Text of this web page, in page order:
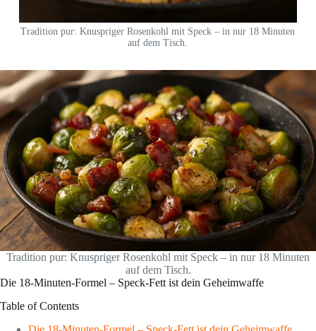
Tradition pur: Knuspriger Rosenkohl mit Speck – in nur 18 Minuten
auf dem Tisch.
Tradition pur: Knuspriger Rosenkohl mit Speck – in nur 18 Minuten
auf dem Tisch.
Die 18-Minuten-Formel – Speck-Fett ist dein Geheimwaffe
Table of Contents